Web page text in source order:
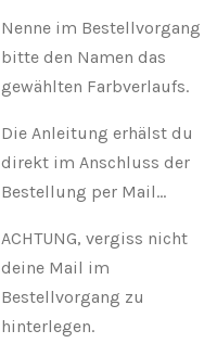
Nenne im Bestellvorgang
bitte den Namen das
gewählten Farbverlaufs.
Die Anleitung erhälst du
direkt im Anschluss der
Bestellung per Mail...
ACHTUNG, vergiss nicht
deine Mail im
Bestellvorgang zu
hinterlegen.